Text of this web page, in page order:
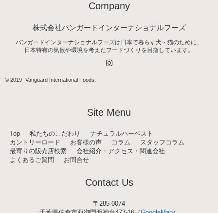
Company
株式会社バンガードインターナショナルフーズ
バンガードインターナショナルフーズは日本で暮らす犬・猫のために、
日本特有の気候や環境を考えたフードづくりを目指しています。
I
n
a
m
© 2019- Vanguard International Foods
Site Menu
Top 私たちのこだわり
ナチュラルハーベスト
カントリーロード
お客様の声 コラム
スタッフコラム
最寄りの販売店検索
会社紹介・アクセス・関連会社
よくあるご質問
お問合せ
Contact Us
〒285-0074